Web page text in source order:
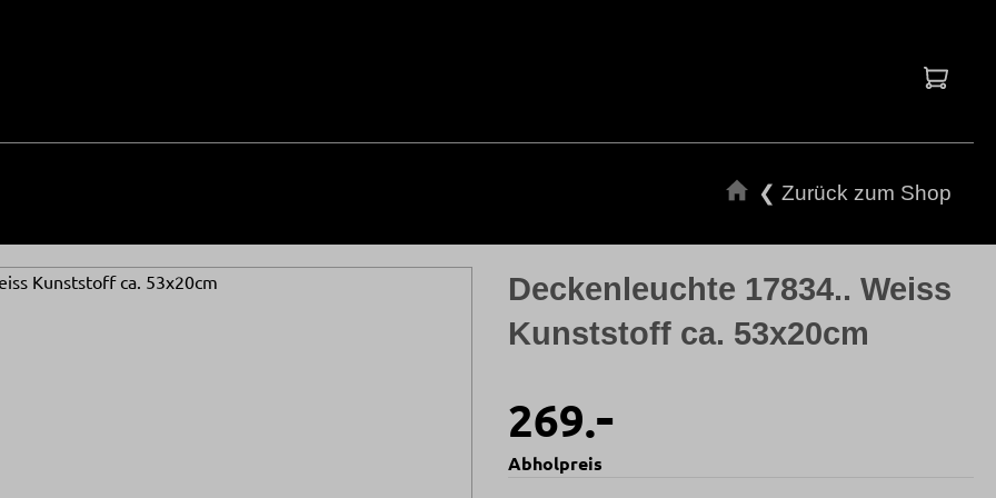
❮ Zurück zum Shop
Deckenleuchte 17834.. Weiss
Kunststoff ca. 53x20cm
269.-
Abholpreis